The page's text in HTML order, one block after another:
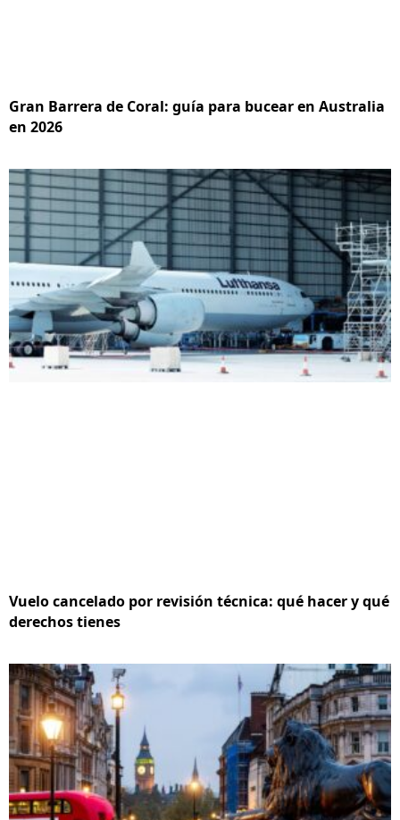
Gran Barrera de Coral: guía para bucear en Australia
en 2026
Vuelo cancelado por revisión técnica: qué hacer y qué
derechos tienes